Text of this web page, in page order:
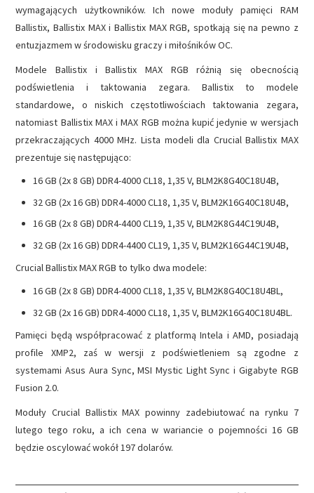
wymagających użytkowników. Ich nowe moduły pamięci RAM
Ballistix, Ballistix MAX i Ballistix MAX RGB, spotkają się na pewno z
entuzjazmem w środowisku graczy i miłośników OC.
Modele Ballistix i Ballistix MAX RGB różnią się obecnością
podświetlenia i taktowania zegara. Ballistix to modele
standardowe, o niskich częstotliwościach taktowania zegara,
natomiast Ballistix MAX i MAX RGB można kupić jedynie w wersjach
przekraczających 4000 MHz. Lista modeli dla Crucial Ballistix MAX
prezentuje się następująco:
16 GB (2x 8 GB) DDR4-4000 CL18, 1,35 V, BLM2K8G40C18U4B,
32 GB (2x 16 GB) DDR4-4000 CL18, 1,35 V, BLM2K16G40C18U4B,
16 GB (2x 8 GB) DDR4-4400 CL19, 1,35 V, BLM2K8G44C19U4B,
32 GB (2x 16 GB) DDR4-4400 CL19, 1,35 V, BLM2K16G44C19U4B,
Crucial Ballistix MAX RGB to tylko dwa modele:
16 GB (2x 8 GB) DDR4-4000 CL18, 1,35 V, BLM2K8G40C18U4BL,
32 GB (2x 16 GB) DDR4-4000 CL18, 1,35 V, BLM2K16G40C18U4BL.
Pamięci będą współpracować z platformą Intela i AMD, posiadają
profile XMP2, zaś w wersji z podświetleniem są zgodne z
systemami Asus Aura Sync, MSI Mystic Light Sync i Gigabyte RGB
Fusion 2.0.
Moduły Crucial Ballistix MAX powinny zadebiutować na rynku 7
lutego tego roku, a ich cena w wariancie o pojemności 16 GB
będzie oscylować wokół 197 dolarów.